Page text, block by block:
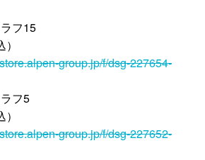
フ15
group.jp/f/dsg-227654-
フ5
group.jp/f/dsg-227652-